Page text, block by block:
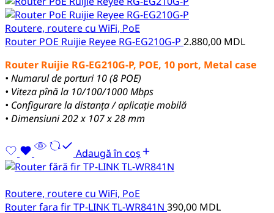
Routere, routere cu WiFi, PoE
Router POE Ruijie Reyee RG-EG210G-P 2.880,00 MDL
Router Ruijie RG-EG210G-P, POE, 10 port, Metal case
• Numarul de porturi 10 (8 POE)
• Viteza pînă la 10/100/1000 Mbps
• Configurare la distanța / aplicație mobilă
• Dimensiuni 202 x 107 x 28 mm
Adaugă în coș
Routere, routere cu WiFi, PoE
Router fara fir TP-LINK TL-WR841N 390,00 MDL